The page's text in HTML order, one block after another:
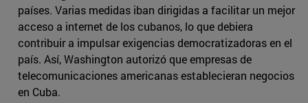
países. Varias medidas iban dirigidas a facilitar un mejor
acceso a internet de los cubanos, lo que debiera
contribuir a impulsar exigencias democratizadoras en el
país. Así, Washington autorizó que empresas de
telecomunicaciones americanas establecieran negocios
en Cuba.